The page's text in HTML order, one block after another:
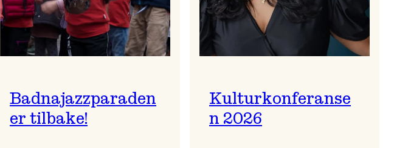
Badnajazzparaden
er tilbake!
Kulturkonferanse
n 2026